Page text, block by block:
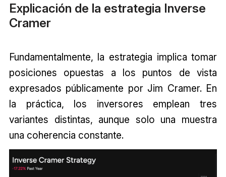
Explicación de la estrategia Inverse
Cramer
Fundamentalmente, la estrategia implica tomar
posiciones opuestas a los puntos de vista
expresados públicamente por Jim Cramer. En
la práctica, los inversores emplean tres
variantes distintas, aunque solo una muestra
una coherencia constante.